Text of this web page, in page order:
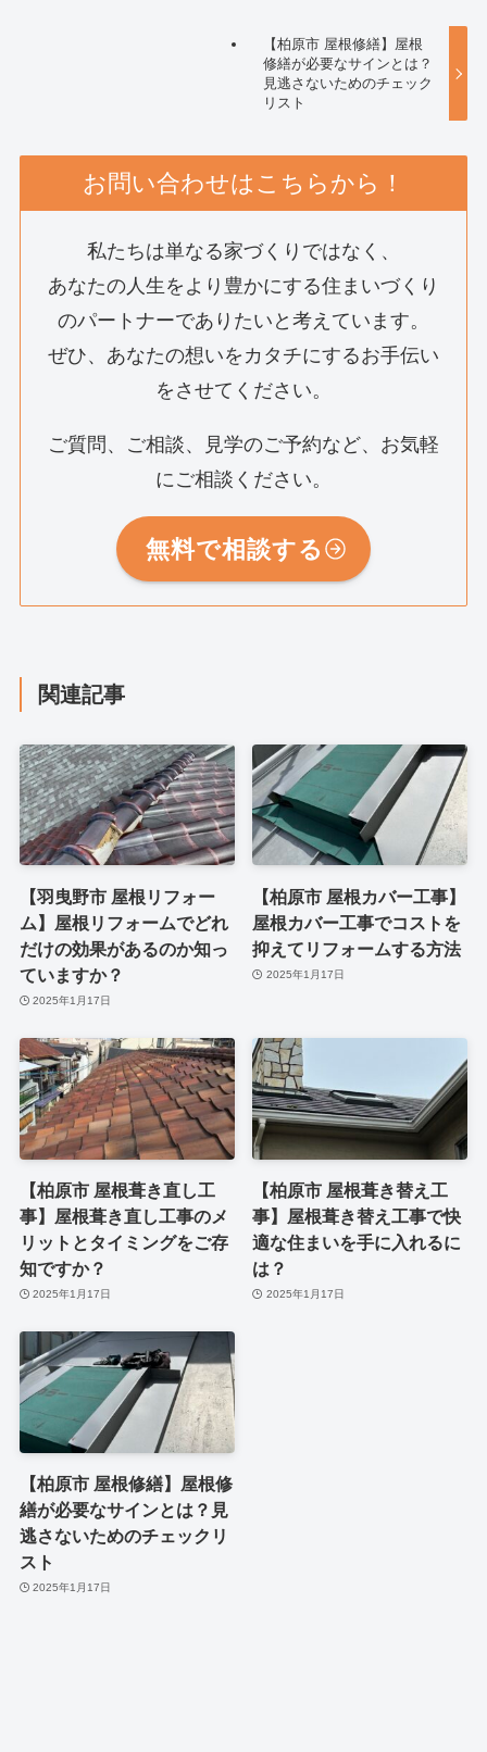
【柏原市 屋根修繕】屋根
修繕が必要なサインとは？
見逃さないためのチェック
リスト
お問い合わせはこちらから！
私たちは単なる家づくりではなく、
あなたの人生をより豊かにする住まいづくり
のパートナーでありたいと考えています。
ぜひ、あなたの想いをカタチにするお手伝い
をさせてください。
ご質問、ご相談、見学のご予約など、お気軽
にご相談ください。
無料で相談する
関連記事
【羽曳野市 屋根リフォー
ム】屋根リフォームでどれ
だけの効果があるのか知っ
ていますか？
2025年1月17日
【柏原市 屋根カバー工事】
屋根カバー工事でコストを
抑えてリフォームする方法
2025年1月17日
【柏原市 屋根葺き直し工
事】屋根葺き直し工事のメ
リットとタイミングをご存
知ですか？
2025年1月17日
【柏原市 屋根葺き替え工
事】屋根葺き替え工事で快
適な住まいを手に入れるに
は？
2025年1月17日
【柏原市 屋根修繕】屋根修
繕が必要なサインとは？見
逃さないためのチェックリ
スト
2025年1月17日